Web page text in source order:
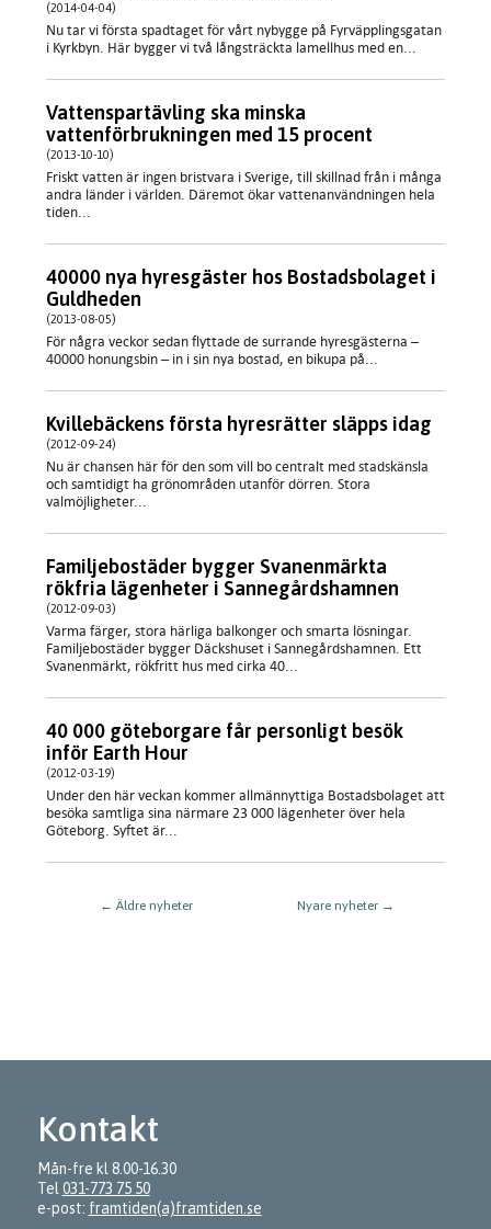
(2014-04-04)
Nu tar vi första spadtaget för vårt nybygge på Fyrväpplingsgatan
i Kyrkbyn. Här bygger vi två långsträckta lamellhus med en...
Vattenspartävling ska minska
vattenförbrukningen med 15 procent
(2013-10-10)
Friskt vatten är ingen bristvara i Sverige, till skillnad från i många
andra länder i världen. Däremot ökar vattenanvändningen hela
tiden...
40000 nya hyresgäster hos Bostadsbolaget i
Guldheden
(2013-08-05)
För några veckor sedan flyttade de surrande hyresgästerna –
40000 honungsbin – in i sin nya bostad, en bikupa på...
Kvillebäckens första hyresrätter släpps idag
(2012-09-24)
Nu är chansen här för den som vill bo centralt med stadskänsla
och samtidigt ha grönområden utanför dörren. Stora
valmöjligheter...
Familjebostäder bygger Svanenmärkta
rökfria lägenheter i Sannegårdshamnen
(2012-09-03)
Varma färger, stora härliga balkonger och smarta lösningar.
Familjebostäder bygger Däckshuset i Sannegårdshamnen. Ett
Svanenmärkt, rökfritt hus med cirka 40...
40 000 göteborgare får personligt besök
inför Earth Hour
(2012-03-19)
Under den här veckan kommer allmännyttiga Bostadsbolaget att
besöka samtliga sina närmare 23 000 lägenheter över hela
Göteborg. Syftet är...
← Äldre nyheter Nyare nyheter →
Kontakt
Mån-fre kl 8.00-16.30
Tel 031-773 75 50
e-post: framtiden(a)framtiden.se